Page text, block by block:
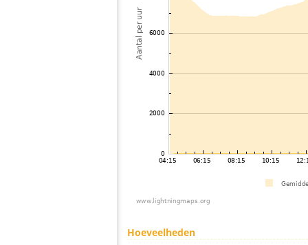
Hoeveelheden